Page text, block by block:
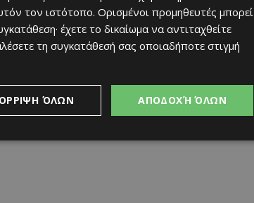
τον φακό τους τη μοναδική
τον ιστότοπο. Ορισμένοι προμηθευτές μπορεί
έχετε το δικαίωμα να αντιταχθείτε
τη συγκατάθεσή σας οποιαδήποτε στιγμή
ΑΠΟΔΟΧΉ ΌΛΩΝ
ΌΛΩΝ